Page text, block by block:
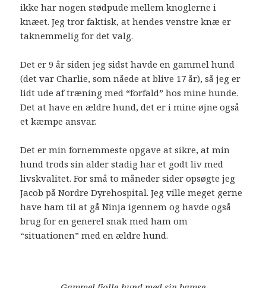
ikke har nogen stødpude mellem knoglerne i
knæet. Jeg tror faktisk, at hendes venstre knæ er
taknemmelig for det valg.
Det er 9 år siden jeg sidst havde en gammel hund
(det var Charlie, som nåede at blive 17 år), så jeg er
lidt ude af træning med “forfald” hos mine hunde.
Det at have en ældre hund, det er i mine øjne også
et kæmpe ansvar.
Det er min fornemmeste opgave at sikre, at min
hund trods sin alder stadig har et godt liv med
livskvalitet. For små to måneder sider opsøgte jeg
Jacob på Nordre Dyrehospital. Jeg ville meget gerne
have ham til at gå Ninja igennem og havde også
brug for en generel snak med ham om
“situationen” med en ældre hund.